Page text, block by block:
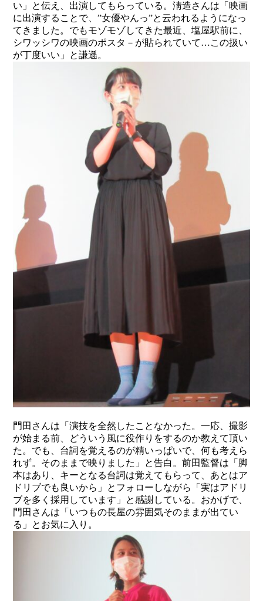
い」と伝え、出演してもらっている。淸造さんは「映画
に出演することで、”女優やんっ”と云われるようになっ
てきました。でもモゾモゾしてきた最近、塩屋駅前に、
シワッシワの映画のポスタ－が貼られていて…この扱い
が丁度いい」と謙遜。
門田さんは「演技を全然したことなかった。一応、撮影
が始まる前、どういう風に役作りをするのか教えて頂い
た。でも、台詞を覚えるのが精いっぱいで、何も考えら
れず。そのままで映りました」と告白。前田監督は「脚
本はあり、キーとなる台詞は覚えてもらって、あとはア
ドリブでも良いから」とフォローしながら「実はアドリ
ブを多く採用しています」と感謝している。おかげで、
門田さんは「いつもの長屋の雰囲気そのままが出てい
る」とお気に入り。